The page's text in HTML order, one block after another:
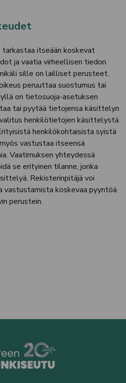
itseään koskevat
ja vaatia virheellisen tiedon
sille on lailliset perusteet.
peruuttaa suostumus tai
on tietosuoja-asetuksen
tai pyytää tietojensa käsittelyn
henkilötietojen käsittelystä
henkilökohtaisista syistä
vastustaa itseensä
Vaatimuksen yhteydessä
se erityinen tilanne, jonka
Rekisterinpitäjä voi
koskevaa pyyntöä
perustein.